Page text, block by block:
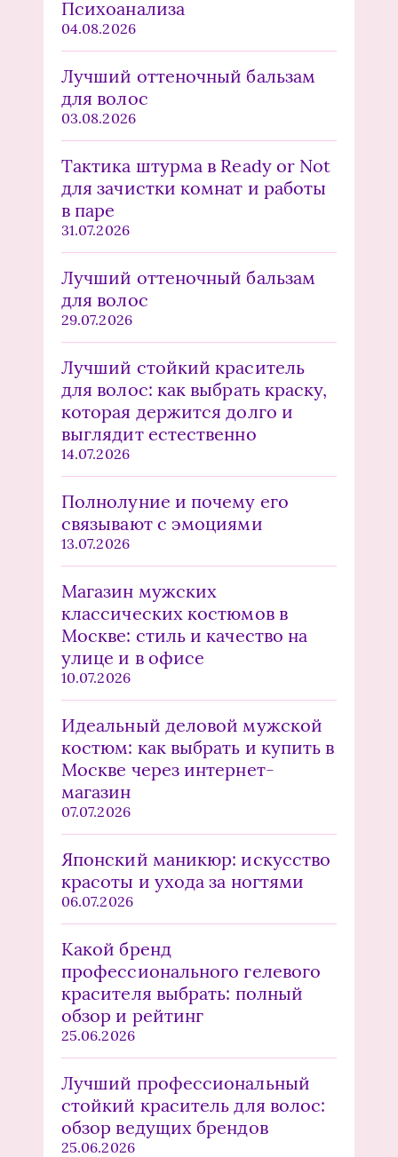
Психоанализа
04.08.2026
Лучший оттеночный бальзам
для волос
03.08.2026
Тактика штурма в Ready or Not
для зачистки комнат и работы
в паре
31.07.2026
Лучший оттеночный бальзам
для волос
29.07.2026
Лучший стойкий краситель
для волос: как выбрать краску,
которая держится долго и
выглядит естественно
14.07.2026
Полнолуние и почему его
связывают с эмоциями
13.07.2026
Магазин мужских
классических костюмов в
Москве: стиль и качество на
улице и в офисе
10.07.2026
Идеальный деловой мужской
костюм: как выбрать и купить в
Москве через интернет-
магазин
07.07.2026
Японский маникюр: искусство
красоты и ухода за ногтями
06.07.2026
Какой бренд
профессионального гелевого
красителя выбрать: полный
обзор и рейтинг
25.06.2026
Лучший профессиональный
стойкий краситель для волос:
обзор ведущих брендов
25.06.2026